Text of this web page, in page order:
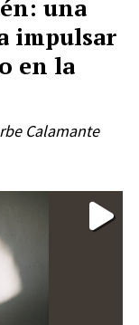
una
impulsar
en la
Calamante